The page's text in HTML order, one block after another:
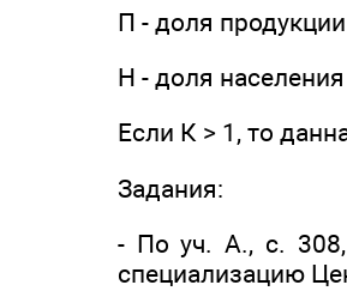
П - доля
Н - доля
Если К > 1, то
Задания:
- По уч. А., с.
специализацию